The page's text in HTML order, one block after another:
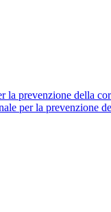
la prevenzione della
per la prevenzione